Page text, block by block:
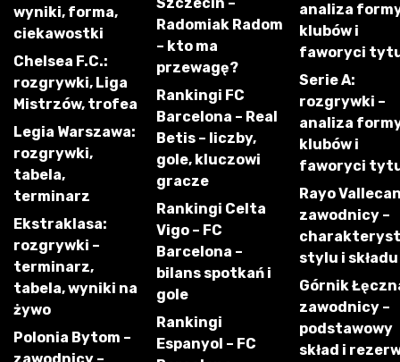
wyniki, forma,
ciekawostki
Chelsea F.C.:
rozgrywki, Liga
Mistrzów, trofea
Legia Warszawa:
rozgrywki,
tabela,
terminarz
Ekstraklasa:
rozgrywki –
terminarz,
tabela, wyniki na
żywo
Polonia Bytom –
Radomiak Radom
– kto ma
przewagę?
Rankingi FC
Barcelona – Real
Betis – liczby,
gole, kluczowi
gracze
Rankingi Celta
Vigo – FC
Barcelona –
bilans spotkań i
gole
Rankingi
Espanyol – FC
analiza
klubów i
faworyci
Serie A:
rozgrywki –
analiza
klubów i
faworyci
Rayo
zawodnicy –
stylu i składu
Górnik
zawodnicy –
podstawowy
skład i